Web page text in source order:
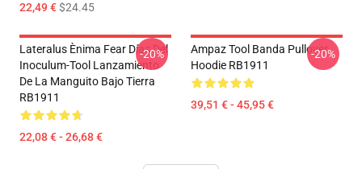
22,49 €$24.45
Lateralus Ènima Fear Días Del
Inoculum-Tool Lanzamiento
De La Manguito Bajo Tierra
RB1911
22,08 € - 26,68 €
-20%
Ampaz Tool Banda Pullover
Hoodie RB1911
39,51 € - 45,95 €
-20%